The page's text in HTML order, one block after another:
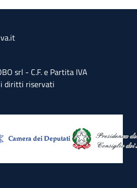
srl - C.F. e Partita IVA
diritti riservati